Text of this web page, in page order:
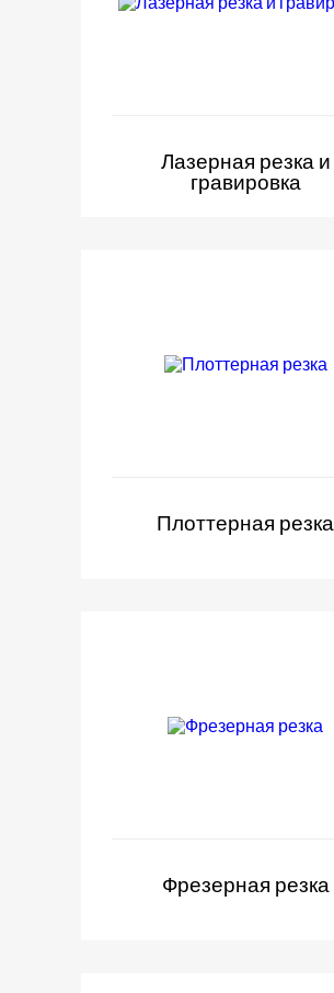
Лазерная резка и
гравировка
Плоттерная резка
Фрезерная резка